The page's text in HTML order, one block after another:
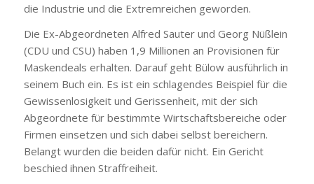
die Industrie und die Extremreichen geworden.
Die Ex-Abgeordneten Alfred Sauter und Georg Nüßlein
(CDU und CSU) haben 1,9 Millionen an Provisionen für
Maskendeals erhalten. Darauf geht Bülow ausführlich in
seinem Buch ein. Es ist ein schlagendes Beispiel für die
Gewissenlosigkeit und Gerissenheit, mit der sich
Abgeordnete für bestimmte Wirtschaftsbereiche oder
Firmen einsetzen und sich dabei selbst bereichern.
Belangt wurden die beiden dafür nicht. Ein Gericht
beschied ihnen Straffreiheit.